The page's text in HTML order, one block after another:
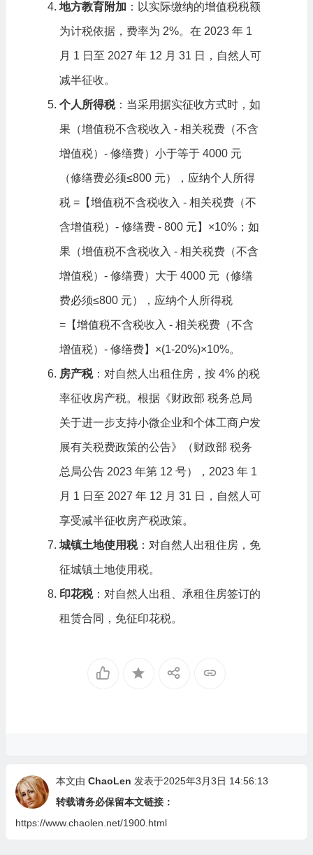
地方教育附加 ：以实际缴纳的增值税税额
为计税依据，费率为 2%。在 2023 年 1
月 1 日至 2027 年 12 月 31 日，自然人可
减半征收。
个人所得税：当采用据实征收方式时，如
果（增值税不含税收入 - 相关税费（不含
增值税）- 修缮费）小于等于 4000 元
（修缮费必须≤800 元），应纳个人所得
税 =【增值税不含税收入 - 相关税费（不
含增值税）- 修缮费 - 800 元】×10%；如
果（增值税不含税收入 - 相关税费（不含
增值税）- 修缮费）大于 4000 元（修缮
费必须≤800 元），应纳个人所得税
=【增值税不含税收入 - 相关税费（不含
增值税）- 修缮费】×(1-20%)×10%。
房产税：对自然人出租住房，按 4% 的税
率征收房产税。根据《财政部 税务总局
关于进一步支持小微企业和个体工商户发
展有关税费政策的公告》（财政部 税务
总局公告 2023 年第 12 号），2023 年 1
月 1 日至 2027 年 12 月 31 日，自然人可
享受减半征收房产税政策。
城镇土地使用税：对自然人出租住房，免
征城镇土地使用税。
印花税：对自然人出租、承租住房签订的
租赁合同，免征印花税。
本文由 ChaoLen 发表于2025年3月3日 14:56:13
转载请务必保留本文链接：
https://www.chaolen.net/1900.html